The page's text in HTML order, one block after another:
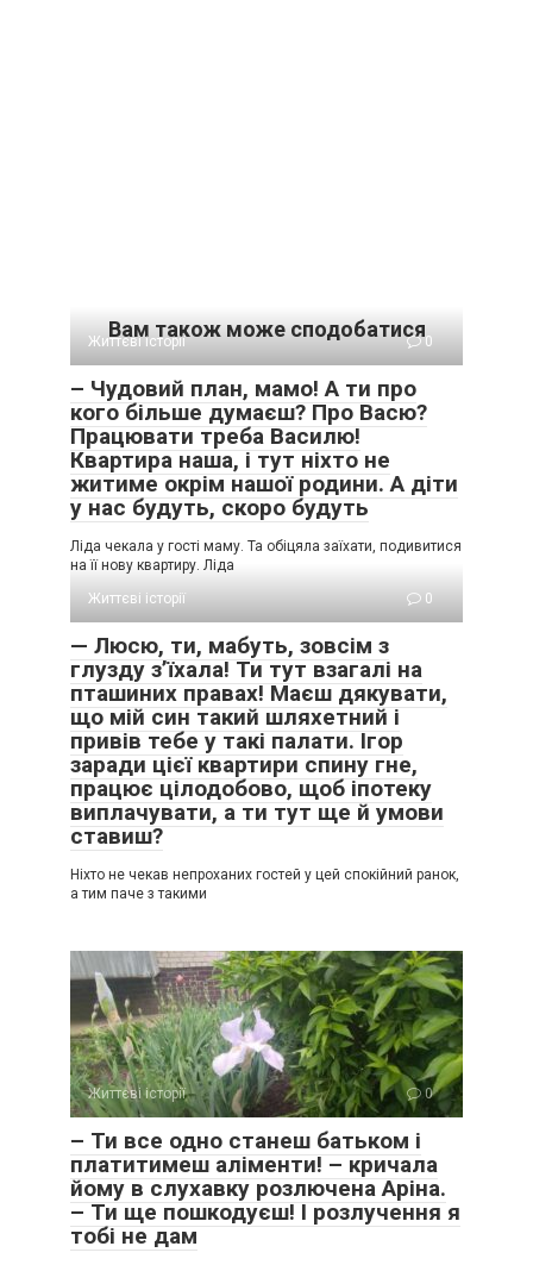
Вам також може сподобатися
Життєві історії 0
– Чудовий план, мамо! А ти про
кого більше думаєш? Про Васю?
Працювати треба Василю!
Квартира наша, і тут ніхто не
житиме окрім нашої родини. А діти
у нас будуть, скоро будуть
Ліда чекала у гості маму. Та обіцяла заїхати, подивитися
на її нову квартиру. Ліда
Життєві історії
0
— Люсю, ти, мабуть, зовсім з
глузду з’їхала! Ти тут взагалі на
пташиних правах! Маєш дякувати,
що мій син такий шляхетний і
привів тебе у такі палати. Ігор
заради цієї квартири спину гне,
працює цілодобово, щоб іпотеку
виплачувати, а ти тут ще й умови
ставиш?
Ніхто не чекав непроханих гостей у цей спокійний ранок,
а тим паче з такими
Життєві історії 0
– Ти все одно станеш батьком і
платитимеш аліменти! – кричала
йому в слухавку розлючена Аріна.
– Ти ще пошкодуєш! І розлучення я
тобі не дам